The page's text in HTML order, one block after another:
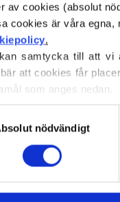
av cookies (absolut
.
samtycka till att vi
att cookies får
som anges nedan.
när som helst
och raderar
nödvändigt